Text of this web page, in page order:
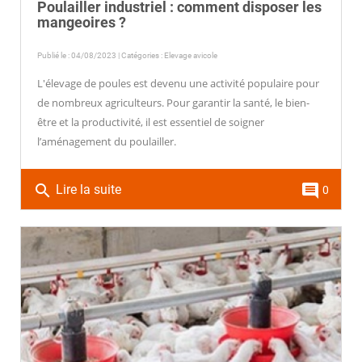
Poulailler industriel : comment disposer les
mangeoires ?
Publié le : 04/08/2023 | Catégories : Elevage avicole
L'élevage de poules est devenu une activité populaire pour
de nombreux agriculteurs. Pour garantir la santé, le bien-
être et la productivité, il est essentiel de soigner
l’aménagement du poulailler.
search Lire la suite comment 0